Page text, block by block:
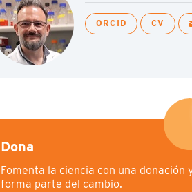
ORCID CV
Dona
Fomenta la ciencia con una donación
forma parte del cambio.